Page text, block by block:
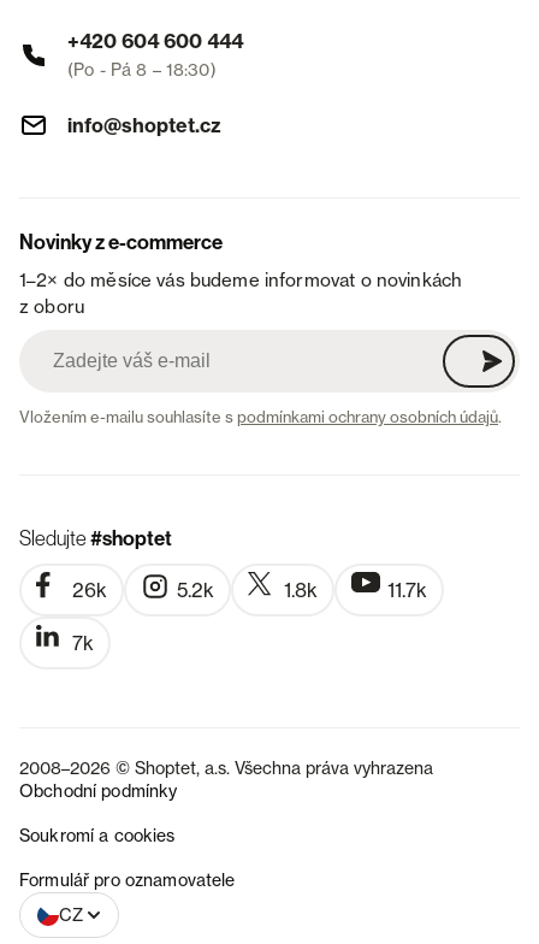
+420 604 600 444
(Po - Pá 8 – 18:30)
info@shoptet.cz
Novinky z e-commerce
1–2× do měsíce vás budeme informovat o novinkách
z oboru
Vložením e-mailu souhlasíte spodmínkami ochrany osobních údajů.
Sledujte#shoptet
26k 5.2k 1.8k 11.7k
7k
2008–2026 © Shoptet, a.s. Všechna práva vyhrazena
Obchodní podmínky
Soukromí a cookies
Formulář pro oznamovatele
CZ